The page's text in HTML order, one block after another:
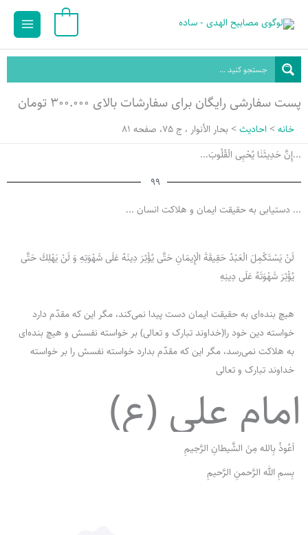
محتوا
Main
پست سفارشی رایگان برای سفارشات بالای ۳۰۰.۰۰۰ تومان
خانه احادیث
بحار الأنوار ، ج 75، صفحه 81
...إِنَّ حَدِيثَنٰا یُحْیِی الْقُلُوبَ...
99
... دستیابی به حقیقت ایمان و هلاکت انسان ...
لَنْ‏ يَسْتَكْمِلَ‏ الْعَبْدُ حَقِيقَةَ الْإِيمَانِ حَتَّى يُؤْثِرَ دِينَهُ عَلَى شَهْوَتِهِ وَ لَنْ يَهْلِكَ حَتَّى
يُؤْثِرَ شَهْوَتَهُ عَلَى دِينِهِ
هیچ بنده‌ای به حقیقت ایمان دست پیدا نمی‌کند، مگر این که مقدّم دارد
خواسته دین خود را(خداوند تبارک و تعالی) بر خواسته نفسش و هیچ بنده‌ای
به هلاکت نمی‌رسد، مگر این که مقدّم بدارد خواسته نفسش را بر خواسته
خداوند تبارک و تعالی
امام علی (ع)
اَعُوذُ بِالله مِنَ الشَّیطانِ الرَّجیمِ
بِسمِ الله الرَّحمنِ الرَّحیمِ